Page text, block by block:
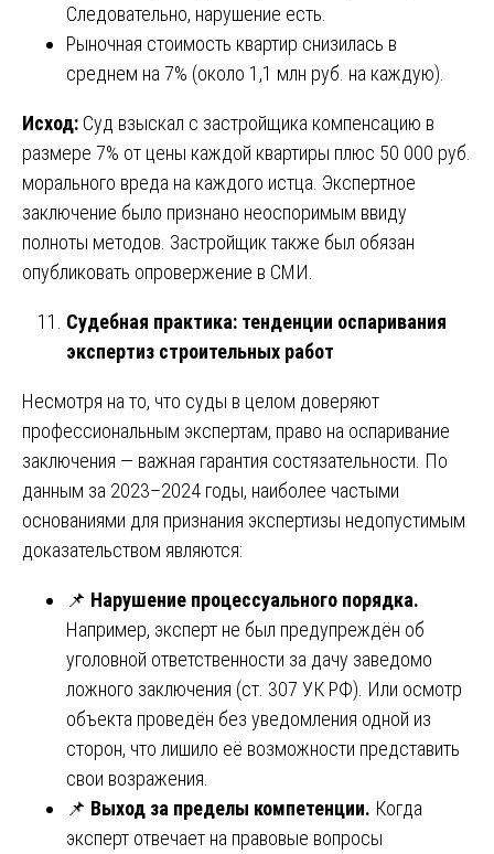
Следовательно, нарушение есть.
Рыночная стоимость квартир снизилась в
среднем на 7% (около 1,1 млн руб. на каждую).
Исход: Суд взыскал с застройщика компенсацию в
размере 7% от цены каждой квартиры плюс 50 000 руб.
морального вреда на каждого истца. Экспертное
заключение было признано неоспоримым ввиду
полноты методов. Застройщик также был обязан
опубликовать опровержение в СМИ.
Судебная практика: тенденции оспаривания
экспертиз строительных работ
Несмотря на то, что суды в целом доверяют
профессиональным экспертам, право на оспаривание
заключения — важная гарантия состязательности. По
данным за 2023–2024 годы, наиболее частыми
основаниями для признания экспертизы недопустимым
доказательством являются:
📌 Нарушение процессуального порядка.
Например, эксперт не был предупреждён об
уголовной ответственности за дачу заведомо
ложного заключения (ст. 307 УК РФ). Или осмотр
объекта проведён без уведомления одной из
сторон, что лишило её возможности представить
свои возражения.
📌 Выход за пределы компетенции. Когда
эксперт отвечает на правовые вопросы